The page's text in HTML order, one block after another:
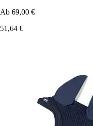
Ab 69,00 €
51,64 €